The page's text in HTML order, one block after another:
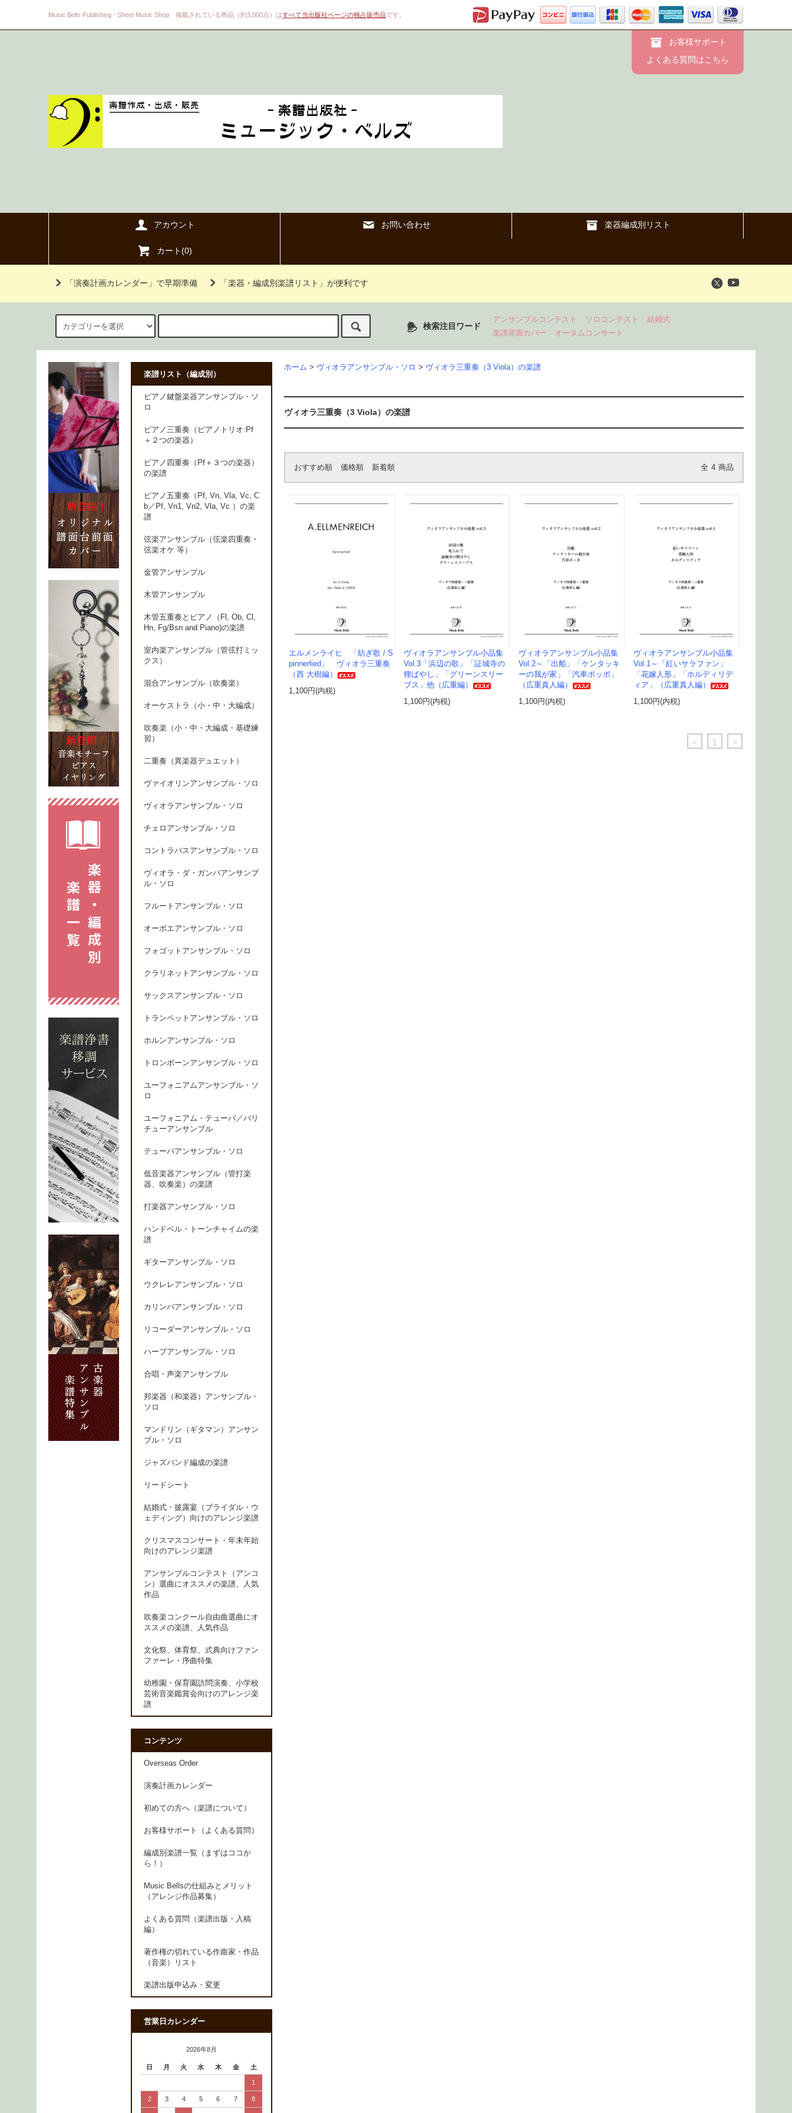
Music Bells Publishing - Sheet Music Shop 掲載されている商品（約3,000点）はすべて当出版社ページの独占販売品です。
お客様サポート
よくある質問はこちら
アカウント お問い合わせ 楽器編成別リスト
カート(0)
「演奏計画カレンダー」で早期準備 「楽器・編成別楽譜リスト」が便利です
検索注目ワード
アンサンブルコンテスト ソロコンテスト
結婚式
楽譜背面カバー
オータムコンサート
ホーム > ヴィオラアンサンブル・ソロ > ヴィオラ三重奏（3 Viola）の楽譜
ヴィオラ三重奏（3 Viola）の楽譜
おすすめ順 価格順 新着順 全 4 商品
エルメンライヒ 「紡ぎ歌 / S
pinnerlied」 ヴィオラ三重奏
（西 大樹編）
1,100円(内税)
ヴィオラアンサンブル小品集
Vol.3「浜辺の歌」「証城寺の
狸ばやし」「グリーンスリー
ブス」他（広重編）
1,100円(内税)
ヴィオラアンサンブル小品集
Vol.2～「出船」「ケンタッキ
ーの我が家」「汽車ポッポ」
（広重真人編）
1,100円(内税)
ヴィオラアンサンブル小品集
Vol.1～「紅いサラファン」
「花嫁人形」「ホルディリデ
ィア」（広重真人編）
1,100円(内税)
< 1 >
楽譜リスト（編成別）
ピアノ鍵盤楽器アンサンブル・ソ
ロ
ピアノ三重奏（ピアノトリオ:Pf
＋２つの楽器）
ピアノ四重奏（Pf＋３つの楽器）
の楽譜
ピアノ五重奏（Pf, Vn, Vla, Vc, C
b／Pf, Vn1, Vn2, Vla, Vc ）の楽
譜
弦楽アンサンブル（弦楽四重奏・
弦楽オケ 等）
金管アンサンブル
木管アンサンブル
木管五重奏とピアノ（Fl, Ob, Cl,
Hn, Fg/Bsn and Piano)の楽譜
室内楽アンサンブル（管弦打ミッ
クス）
混合アンサンブル（吹奏楽）
オーケストラ（小・中・大編成）
吹奏楽（小・中・大編成・基礎練
習）
二重奏（異楽器デュエット）
ヴァイオリンアンサンブル・ソロ
ヴィオラアンサンブル・ソロ
チェロアンサンブル・ソロ
コントラバスアンサンブル・ソロ
ヴィオラ・ダ・ガンバアンサンブ
ル・ソロ
フルートアンサンブル・ソロ
オーボエアンサンブル・ソロ
フォゴットアンサンブル・ソロ
クラリネットアンサンブル・ソロ
サックスアンサンブル・ソロ
トランペットアンサンブル・ソロ
ホルンアンサンブル・ソロ
トロンボーンアンサンブル・ソロ
ユーフォニアムアンサンブル・ソ
ロ
ユーフォニアム・テューバ／バリ
チューアンサンブル
テューバアンサンブル・ソロ
低音楽器アンサンブル（管打楽
器、吹奏楽）の楽譜
打楽器アンサンブル・ソロ
ハンドベル・トーンチャイムの楽
譜
ギターアンサンブル・ソロ
ウクレレアンサンブル・ソロ
カリンバアンサンブル・ソロ
リコーダーアンサンブル・ソロ
ハープアンサンブル・ソロ
合唱・声楽アンサンブル
邦楽器（和楽器）アンサンブル・
ソロ
マンドリン（ギタマン）アンサン
ブル・ソロ
ジャズバンド編成の楽譜
リードシート
結婚式・披露宴（ブライダル・ウ
ェディング）向けのアレンジ楽譜
クリスマスコンサート・年末年始
向けのアレンジ楽譜
アンサンブルコンテスト（アンコ
ン）選曲にオススメの楽譜、人気
作品
吹奏楽コンクール自由曲選曲にオ
ススメの楽譜、人気作品
文化祭、体育祭、式典向けファン
ファーレ・序曲特集
幼稚園・保育園訪問演奏、小学校
芸術音楽鑑賞会向けのアレンジ楽
譜
コンテンツ
Overseas Order
演奏計画カレンダー
初めての方へ（楽譜について）
お客様サポート（よくある質問）
編成別楽譜一覧（まずはココか
ら！）
Music Bellsの仕組みとメリット
（アレンジ作品募集）
よくある質問（楽譜出版・入稿
編）
著作権の切れている作曲家・作品
（音楽）リスト
楽譜出版申込み・変更
営業日カレンダー
2026年8月
日 月 火 水 木 金 土
1
2 3 4 5 6 7 8